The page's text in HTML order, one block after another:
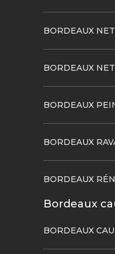
BORDEAUX
BORDEAUX
BORDEAUX
BORDEAUX
BORDEAUX
Bordeaux
BORDEAUX